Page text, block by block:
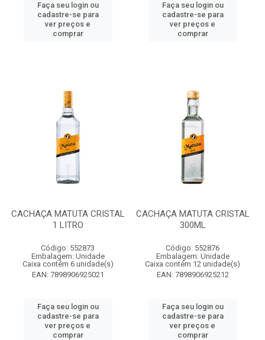
Faça seu login ou
cadastre-se para
ver preços e
comprar
Faça seu login ou
cadastre-se para
ver preços e
comprar
CACHAÇA MATUTA CRISTAL
1 LITRO
Código: 552873
Embalagem: Unidade
Caixa contém 6 unidade(s)
EAN: 7898906925021
Faça seu login ou
cadastre-se para
ver preços e
comprar
CACHAÇA MATUTA CRISTAL
300ML
Código: 552876
Embalagem: Unidade
Caixa contém 12 unidade(s)
EAN: 7898906925212
Faça seu login ou
cadastre-se para
ver preços e
comprar